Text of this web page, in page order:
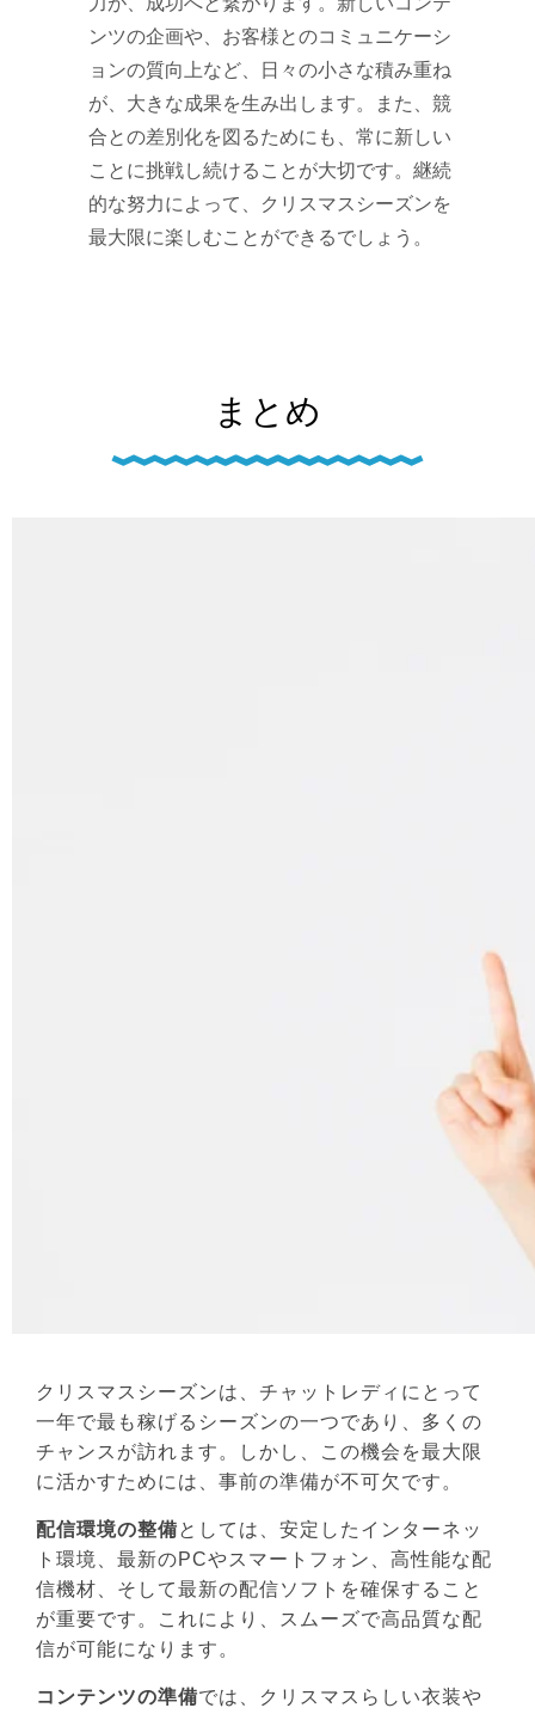
ンツの企画や、お客様とのコミュニケーシ
ョンの質向上など、日々の小さな積み重ね
が、大きな成果を生み出します。また、競
合との差別化を図るためにも、常に新しい
ことに挑戦し続けることが大切です。継続
的な努力によって、クリスマスシーズンを
最大限に楽しむことができるでしょう。
まとめ
クリスマスシーズンは、チャットレディにとって
一年で最も稼げるシーズンの一つであり、多くの
チャンスが訪れます。しかし、この機会を最大限
に活かすためには、事前の準備が不可欠です。
配信環境の整備としては、安定したインターネッ
ト環境、最新のPCやスマートフォン、高性能な配
信機材、そして最新の配信ソフトを確保すること
が重要です。これにより、スムーズで高品質な配
信が可能になります。
コンテンツの準備では、クリスマスらしい衣装や